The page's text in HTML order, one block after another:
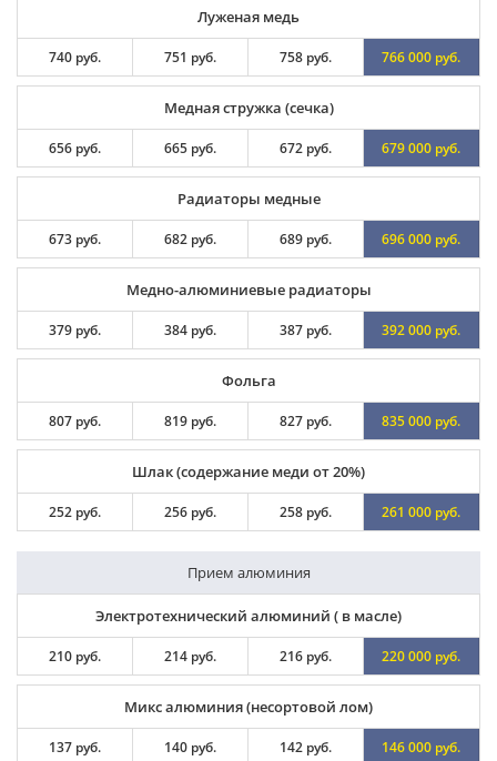
Луженая медь
740 руб. 751 руб. 758 руб. 766 000 руб.
Медная стружка (сечка)
656 руб. 665 руб. 672 руб. 679 000 руб.
Радиаторы медные
673 руб. 682 руб. 689 руб. 696 000 руб.
Медно-алюминиевые радиаторы
379 руб. 384 руб. 387 руб. 392 000 руб.
Фольга
807 руб. 819 руб. 827 руб. 835 000 руб.
Шлак (содержание меди от 20%)
252 руб. 256 руб. 258 руб. 261 000 руб.
Прием алюминия
Электротехнический алюминий ( в масле)
210 руб. 214 руб. 216 руб. 220 000 руб.
Микс алюминия (несортовой лом)
137 руб. 140 руб. 142 руб. 146 000 руб.